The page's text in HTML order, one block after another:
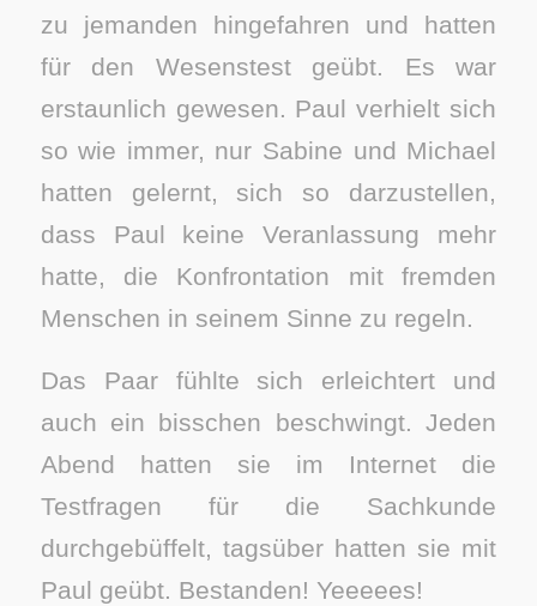
zu jemanden hingefahren und hatten
für den Wesenstest geübt. Es war
erstaunlich gewesen. Paul verhielt sich
so wie immer, nur Sabine und Michael
hatten gelernt, sich so darzustellen,
dass Paul keine Veranlassung mehr
hatte, die Konfrontation mit fremden
Menschen in seinem Sinne zu regeln.
Das Paar fühlte sich erleichtert und
auch ein bisschen beschwingt. Jeden
Abend hatten sie im Internet die
Testfragen für die Sachkunde
durchgebüffelt, tagsüber hatten sie mit
Paul geübt. Bestanden! Yeeeees!